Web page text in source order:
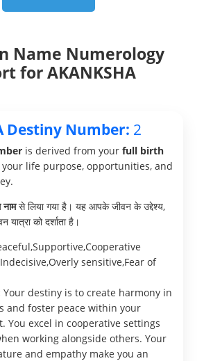
Name Numerology
for AKANKSHA
Destiny Number: 2
is derived from your full birth
your life purpose, opportunities, and
से लिया गया है। यह आपके जीवन के उद्देश्य,
को दर्शाता है।
Indecisive,Overly sensitive,Fear of
Your destiny is to create harmony in
and foster peace within your
You excel in cooperative settings
working alongside others. Your
and empathy make you an